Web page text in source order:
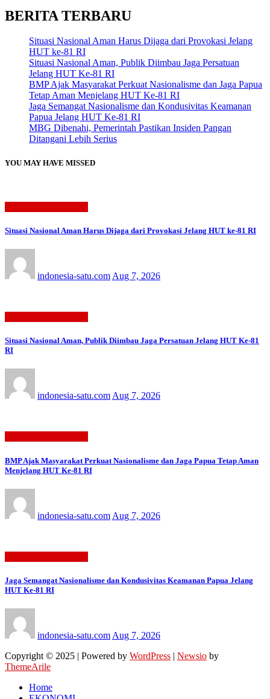
BERITA TERBARU
Situasi Nasional Aman Harus Dijaga dari Provokasi Jelang
HUT ke-81 RI
Situasi Nasional Aman, Publik Diimbau Jaga Persatuan
Jelang HUT Ke-81 RI
BMP Ajak Masyarakat Perkuat Nasionalisme dan Jaga Papua
Tetap Aman Menjelang HUT Ke-81 RI
Jaga Semangat Nasionalisme dan Kondusivitas Keamanan
Papua Jelang HUT Ke-81 RI
MBG Dibenahi, Pemerintah Pastikan Insiden Pangan
Ditangani Lebih Serius
YOU MAY HAVE MISSED
Situasi Nasional Aman Harus Dijaga dari Provokasi Jelang HUT ke-81 RI
indonesia-satu.com Aug 7, 2026
Situasi Nasional Aman, Publik Diimbau Jaga Persatuan Jelang HUT Ke-81
RI
indonesia-satu.comAug 7, 2026
BMP Ajak Masyarakat Perkuat Nasionalisme dan Jaga Papua Tetap Aman
Menjelang HUT Ke-81 RI
indonesia-satu.com Aug 7, 2026
Jaga Semangat Nasionalisme dan Kondusivitas Keamanan Papua Jelang
HUT Ke-81 RI
indonesia-satu.com Aug 7, 2026
Copyright © 2025 | Powered by WordPress | Newsio by
ThemeArile
Home